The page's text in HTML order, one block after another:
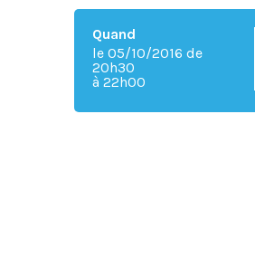
Quand
le 05/10/2016 de
20h30
à 22h00